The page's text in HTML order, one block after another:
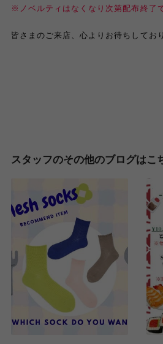
※ ノベルティはなくなり次第配布終了
皆さまのご来店、心よりお待ちしてお
スタッフのその他のブログはこ